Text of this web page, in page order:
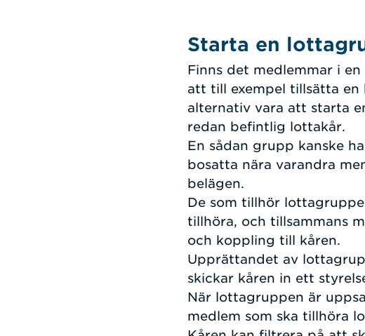
Starta en
Finns det medlemmar i
att till exempel tillsätta en
alternativ vara att starta
redan befintlig lottakår.
En sådan grupp kanske
bosatta nära varandra
belägen.
De som tillhör
tillhöra, och tillsammans
och koppling till kåren.
Upprättandet av
skickar kåren in ett
När lottagruppen är
medlem som ska tillhöra